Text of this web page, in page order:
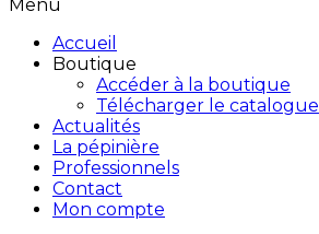
Menu
Accueil
Boutique
Accéder à la boutique
Télécharger le catalogue
Actualités
La pépinière
Professionnels
Contact
Mon compte